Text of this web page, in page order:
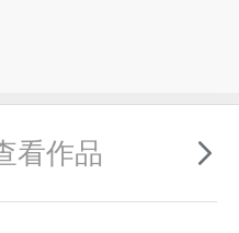
看作品